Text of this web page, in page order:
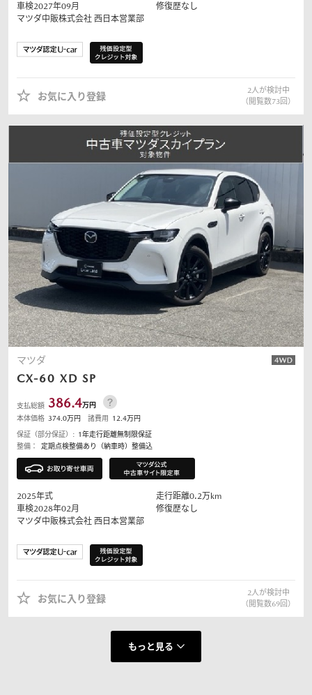
車検2027年09月
修復歴なし
マツダ中販株式会社 西日本営業部
お気に入り登録
2人が検討中
（閲覧数73回）
マツダ
CX-60 XD SP
支払総額 386.4万円
本体価格 374.0万円 諸費用 12.4万円
保証（部分保証）: 1年走行距離無制限保証
整備：
定期点検整備あり（納車時）整備込
2025年式 走行距離0.2万km
車検2028年02月
修復歴なし
マツダ中販株式会社 西日本営業部
お気に入り登録
2人が検討中
（閲覧数69回）
もっと見る